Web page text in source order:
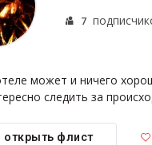
7
может и ничего
следить за
открыть флист